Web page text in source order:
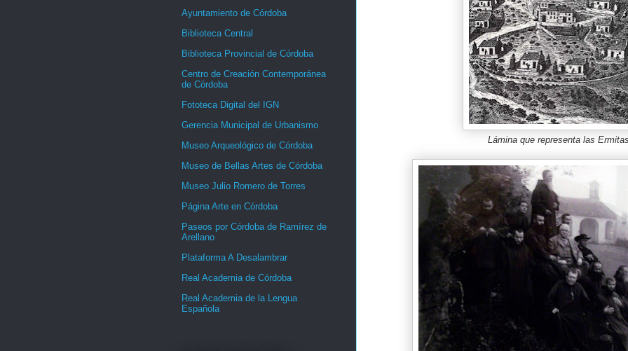
Lámina que representa las
Ayuntamiento de Córdoba
Biblioteca Central
Biblioteca Provincial de Córdoba
Centro de Creación Contemporánea
de Córdoba
Fototeca Digital del IGN
Gerencia Municipal de Urbanismo
Museo Arqueológico de Córdoba
Museo de Bellas Artes de Córdoba
Museo Julio Romero de Torres
Página Arte en Córdoba
Paseos por Córdoba de Ramírez de
Arellano
Plataforma A Desalambrar
Real Academia de Córdoba
Real Academia de la Lengua
Española